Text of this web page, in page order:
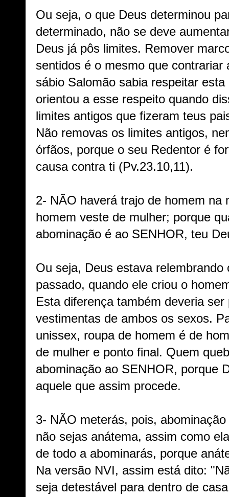
Ou seja, o que Deus determinou
determinado, não se deve
Deus já pôs limites. Remover
sentidos é o mesmo que contrariar
sábio Salomão sabia respeitar
orientou a esse respeito quando
limites antigos que fizeram teus
Não removas os limites antigos,
órfãos, porque o seu Redentor é
causa contra ti (Pv.23.10,11).
2- NÃO haverá trajo de homem na
homem veste de mulher; porque
abominação é ao SENHOR, teu
Ou seja, Deus estava
passado, quando ele criou o
Esta diferença também deveria
vestimentas de ambos os sexos.
unissex, roupa de homem é de
de mulher e ponto final. Quem
abominação ao SENHOR, porque
aquele que assim procede.
3- NÃO meterás, pois,
não sejas anátema, assim como
de todo a abominarás, porque
Na versão NVI, assim está dito:
seja detestável para dentro de